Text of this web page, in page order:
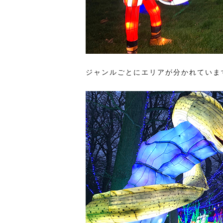
ジャンルごとにエリアが分かれていま